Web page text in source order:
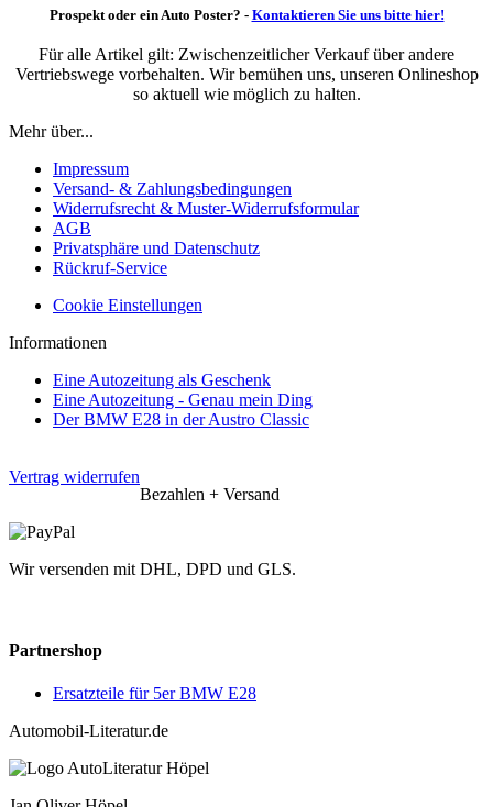
Prospekt oder ein Auto Poster? - Kontaktieren Sie uns bitte hier!
Für alle Artikel gilt: Zwischenzeitlicher Verkauf über andere
Vertriebswege vorbehalten. Wir bemühen uns, unseren Onlineshop
so aktuell wie möglich zu halten.
Mehr über...
Impressum
Versand- & Zahlungsbedingungen
Widerrufsrecht & Muster-Widerrufsformular
AGB
Privatsphäre und Datenschutz
Rückruf-Service
Cookie Einstellungen
Informationen
Eine Autozeitung als Geschenk
Eine Autozeitung - Genau mein Ding
Der BMW E28 in der Austro Classic
Vertrag widerrufen
Bezahlen + Versand
Wir versenden mit DHL, DPD und GLS.
Partnershop
Ersatzteile für 5er BMW E28
Automobil-Literatur.de